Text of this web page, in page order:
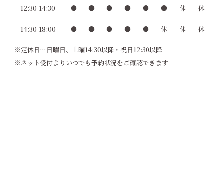
12:30-14:30 ● ● ● ● ● ● 休 休
14:30-18:00 ● ● ● ● ● 休 休 休
※定休日…日曜日、土曜14:30以降・祝日12:30以降
※ネット受付よりいつでも予約状況をご確認できます